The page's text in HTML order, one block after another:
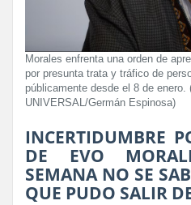
Morales enfrenta una orden de
por presunta trata y tráfico de
públicamente desde el 8 de enero.
UNIVERSAL/Germán Espinosa)
INCERTIDUMBRE
DE EVO
SEMANA NO SE
QUE PUDO SALIR